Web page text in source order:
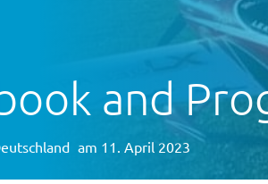
and
am 11. April 2023